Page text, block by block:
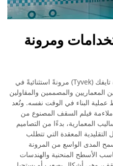
ومرونة
توفر فيلم السقف المصنوع من مادة تايفك (Tyvek) مرونةً استثنائيةً في
المعماريين والمصممين والمقاولين
عملية البناء في الوقت نفسه. وتُعد
ملاءمة فيلم السقف المصنوع من
المعمارية، بدءًا من التصاميم
المعقدة التي تتطلب
المدى الواسع من المرونة
الأسطح المنحنية والهندسات